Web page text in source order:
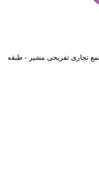
تجاری تفریحی مشیر - طبقه